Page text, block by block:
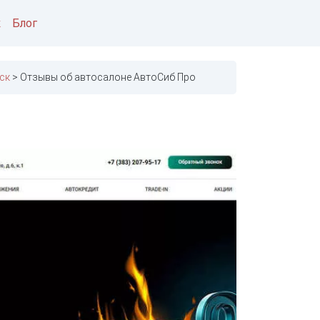
Блог
Отзывы об автосалоне АвтоСиб Про